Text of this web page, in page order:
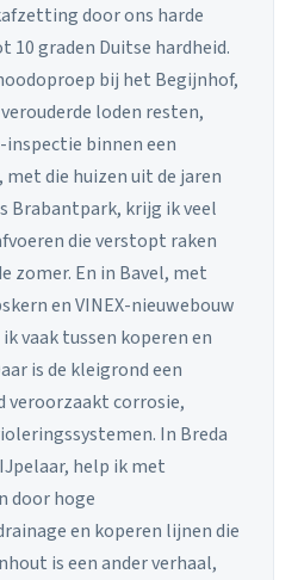
door ons harde
10 graden Duitse hardheid.
bij het Begijnhof,
loden resten,
binnen een
met die huizen uit de jaren
Brabantpark, krijg ik veel
die verstopt raken
zomer. En in Bavel, met
en VINEX-nieuwebouw
vaak tussen koperen en
is de kleigrond een
veroorzaakt corrosie,
In Breda
help ik met
door hoge
en koperen lijnen die
is een ander verhaal,